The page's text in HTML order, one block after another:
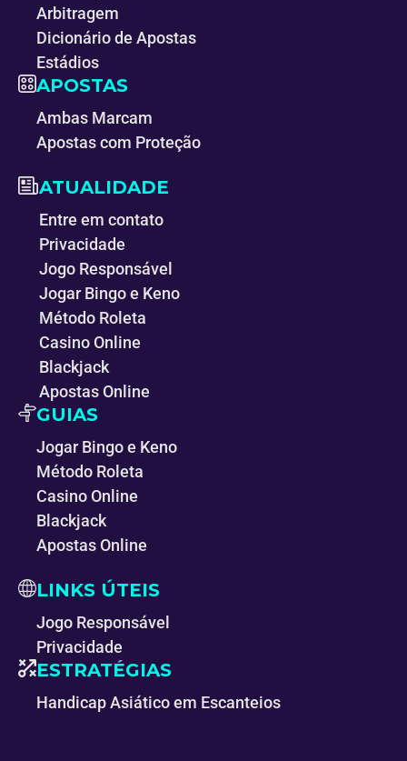
Arbitragem
Dicionário de Apostas
Estádios
APOSTAS
Ambas Marcam
Apostas com Proteção
ATUALIDADE
Entre em contato
Privacidade
Jogo Responsável
Jogar Bingo e Keno
Método Roleta
Casino Online
Blackjack
Apostas Online
GUIAS
Jogar Bingo e Keno
Método Roleta
Casino Online
Blackjack
Apostas Online
LINKS ÚTEIS
Jogo Responsável
Privacidade
ESTRATÉGIAS
Handicap Asiático em Escanteios